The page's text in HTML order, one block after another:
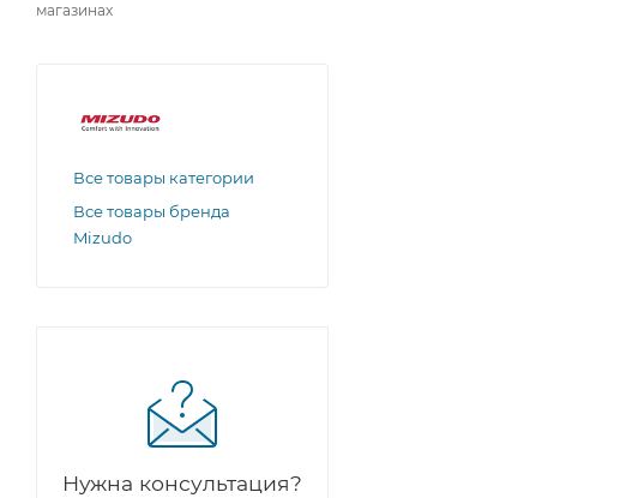
магазинах
Все товары категории
Все товары бренда
Mizudo
Нужна консультация?